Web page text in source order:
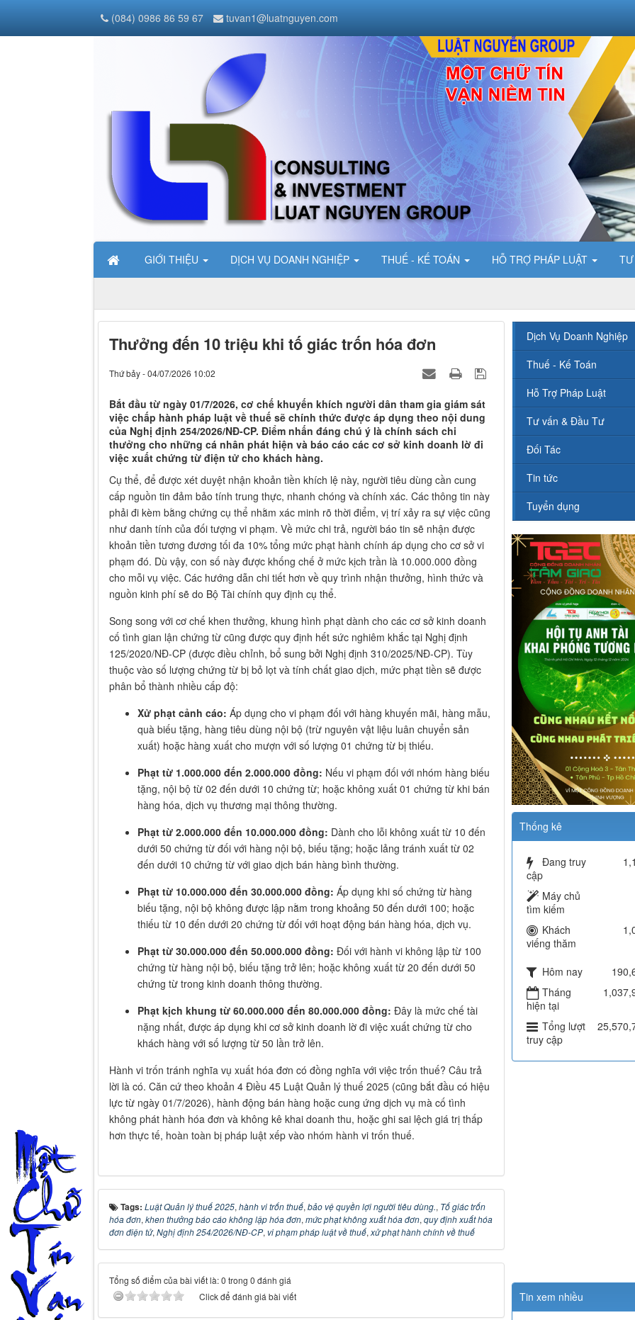
GIỚI THIỆU DỊCH VỤ DOANH NGHIỆP THUẾ - KẾ TOÁN HỖ TRỢ PHÁP LUẬT
(084) 0986 86 59 67 tuvan1@luatnguyen.com
Thưởng đến 10 triệu khi tố giác trốn hóa đơn
Thứ bảy - 04/07/2026 10:02
Bắt đầu từ ngày 01/7/2026, cơ chế khuyến khích người dân tham gia giám sát
việc chấp hành pháp luật về thuế sẽ chính thức được áp dụng theo nội dung
của Nghị định 254/2026/NĐ-CP. Điểm nhấn đáng chú ý là chính sách chi
thưởng cho những cá nhân phát hiện và báo cáo các cơ sở kinh doanh lờ đi
việc xuất chứng từ điện tử cho khách hàng.
Cụ thể, để được xét duyệt nhận khoản tiền khích lệ này, người tiêu dùng cần cung
cấp nguồn tin đảm bảo tính trung thực, nhanh chóng và chính xác. Các thông tin này
phải đi kèm bằng chứng cụ thể nhằm xác minh rõ thời điểm, vị trí xảy ra sự việc cũng
như danh tính của đối tượng vi phạm. Về mức chi trả, người báo tin sẽ nhận được
khoản tiền tương đương tối đa 10% tổng mức phạt hành chính áp dụng cho cơ sở vi
phạm đó. Dù vậy, con số này được khống chế ở mức kịch trần là 10.000.000 đồng
cho mỗi vụ việc. Các hướng dẫn chi tiết hơn về quy trình nhận thưởng, hình thức và
nguồn kinh phí sẽ do Bộ Tài chính quy định cụ thể.
Song song với cơ chế khen thưởng, khung hình phạt dành cho các cơ sở kinh doanh
cố tình gian lận chứng từ cũng được quy định hết sức nghiêm khắc tại Nghị định
125/2020/NĐ-CP (được điều chỉnh, bổ sung bởi Nghị định 310/2025/NĐ-CP). Tùy
thuộc vào số lượng chứng từ bị bỏ lọt và tính chất giao dịch, mức phạt tiền sẽ được
phân bổ thành nhiều cấp độ:
Xử phạt cảnh cáo: Áp dụng cho vi phạm đối với hàng khuyến mãi, hàng mẫu,
quà biếu tặng, hàng tiêu dùng nội bộ (trừ nguyên vật liệu luân chuyển sản
xuất) hoặc hàng xuất cho mượn với số lượng 01 chứng từ bị thiếu.
Phạt từ 1.000.000 đến 2.000.000 đồng: Nếu vi phạm đối với nhóm hàng biếu
tặng, nội bộ từ 02 đến dưới 10 chứng từ; hoặc không xuất 01 chứng từ khi bán
hàng hóa, dịch vụ thương mại thông thường.
Phạt từ 2.000.000 đến 10.000.000 đồng: Dành cho lỗi không xuất từ 10 đến
dưới 50 chứng từ đối với hàng nội bộ, biếu tặng; hoặc lảng tránh xuất từ 02
đến dưới 10 chứng từ với giao dịch bán hàng bình thường.
Phạt từ 10.000.000 đến 30.000.000 đồng: Áp dụng khi số chứng từ hàng
biếu tặng, nội bộ không được lập nằm trong khoảng 50 đến dưới 100; hoặc
thiếu từ 10 đến dưới 20 chứng từ đối với hoạt động bán hàng hóa, dịch vụ.
Phạt từ 30.000.000 đến 50.000.000 đồng: Đối với hành vi không lập từ 100
chứng từ hàng nội bộ, biếu tặng trở lên; hoặc không xuất từ 20 đến dưới 50
chứng từ trong kinh doanh thông thường.
Phạt kịch khung từ 60.000.000 đến 80.000.000 đồng: Đây là mức chế tài
nặng nhất, được áp dụng khi cơ sở kinh doanh lờ đi việc xuất chứng từ cho
khách hàng với số lượng từ 50 lần trở lên.
Hành vi trốn tránh nghĩa vụ xuất hóa đơn có đồng nghĩa với việc trốn thuế? Câu trả
lời là có. Căn cứ theo khoản 4 Điều 45 Luật Quản lý thuế 2025 (cũng bắt đầu có hiệu
lực từ ngày 01/7/2026), hành động bán hàng hoặc cung ứng dịch vụ mà cố tình
không phát hành hóa đơn và không kê khai doanh thu, hoặc ghi sai lệch giá trị thấp
hơn thực tế, hoàn toàn bị pháp luật xếp vào nhóm hành vi trốn thuế.
Tags: Luật Quản lý thuế 2025, hành vi trốn thuế, bảo vệ quyền lợi người tiêu dùng., Tố giác trốn
hóa đơn, khen thưởng báo cáo không lập hóa đơn, mức phạt không xuất hóa đơn, quy định xuất hóa
đơn điện tử, Nghị định 254/2026/NĐ-CP, vi phạm pháp luật về thuế, xử phạt hành chính về thuế
Tổng số điểm của bài viết là: 0 trong 0 đánh giá
Click để đánh giá bài viết
Dịch Vụ Doanh Nghiệp
Thuế - Kế Toán
Hỗ Trợ Pháp Luật
Tư vấn & Đầu Tư
Đối Tác
Tin tức
Tuyển dụng
Thống kê
Đang truy
cập
Máy chủ
tìm kiếm
Khách
viếng thăm
Hôm nay
Tháng
hiện tại
Tổng lượt
truy cập
Tin xem nhiều